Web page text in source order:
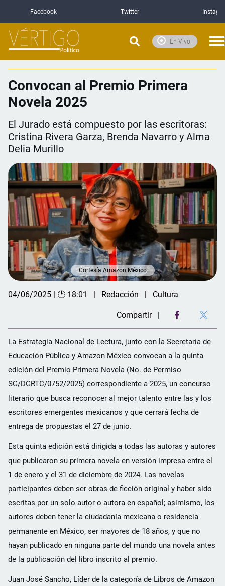
Facebook Twitter
En Vivo
Convocan al Premio Primera
Novela 2025
El Jurado está compuesto por las escritoras:
Cristina Rivera Garza, Brenda Navarro y Alma
Delia Murillo
Cortesía Amazon México
04/06/2025 | 🕑 18:01 Redacción Cultura
Compartir
La Estrategia Nacional de Lectura, junto con la Secretaría de
Educación Pública y Amazon México convocan a la quinta
edición del Premio Primera Novela (No. de Permiso
SG/DGRTC/0752/2025) correspondiente a 2025, un concurso
literario que busca reconocer al mejor talento entre las y los
escritores emergentes mexicanos y que cerrará fecha de
entrega de propuestas el 27 de junio.
Esta quinta edición está dirigida a todas las autoras y autores
que publicaron su primera novela en versión impresa entre el
1 de enero y el 31 de diciembre de 2024. Las novelas
participantes deben ser obras de ficción original y haber sido
escritas por un solo autor o autora en español; asimismo, los
autores deben tener la ciudadanía mexicana o residencia
permanente en México, ser mayores de 18 años, y que no
hayan publicado en ninguna parte del mundo una novela antes
de la publicación del libro inscrito al premio.
Juan José Sancho, Líder de la categoría de Libros de Amazon